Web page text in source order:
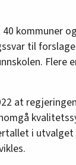
kommuner
til
at
i